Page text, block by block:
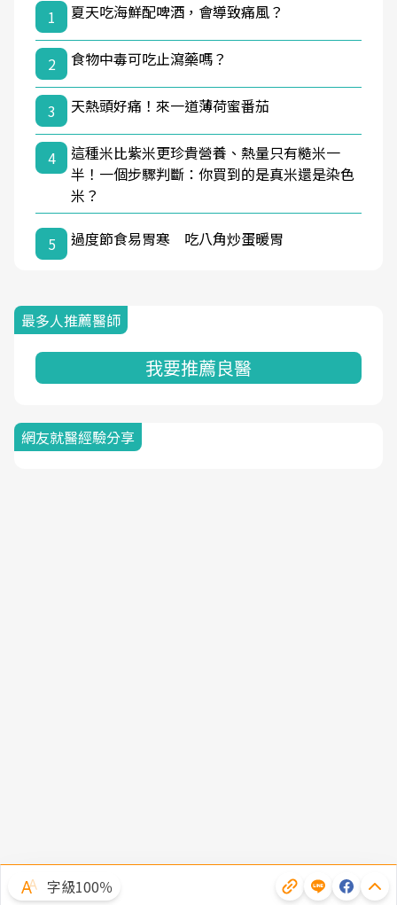
1 夏天吃海鮮配啤酒，會導致痛風？
2 食物中毒可吃止瀉藥嗎？
3 天熱頭好痛！來一道薄荷蜜番茄
4
這種米比紫米更珍貴營養、熱量只有糙米一
半！一個步驟判斷：你買到的是真米還是染色
米？
5 過度節食易胃寒 吃八角炒蛋暖胃
最多人推薦醫師
我要推薦良醫
網友就醫經驗分享
字級100％